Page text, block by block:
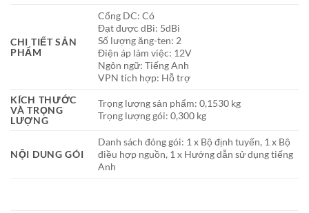
CHI TIẾT SẢN
PHẨM
Cổng DC: Có
Đạt được dBi: 5dBi
Số lượng ăng-ten: 2
Điện áp làm việc: 12V
Ngôn ngữ: Tiếng Anh
VPN tích hợp: Hỗ trợ
KÍCH THƯỚC
VÀ TRỌNG
LƯỢNG
Trọng lượng sản phẩm: 0,1530 kg
Trọng lượng gói: 0,300 kg
NỘI DUNG GÓI
Danh sách đóng gói: 1 x Bộ định tuyến, 1 x Bộ
điều hợp nguồn, 1 x Hướng dẫn sử dụng tiếng
Anh